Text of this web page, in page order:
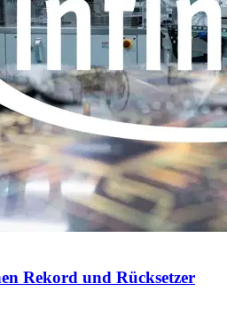
Rekord und Rücksetzer